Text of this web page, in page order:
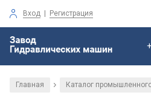
Вход | Регистрация
Главная / Каталог